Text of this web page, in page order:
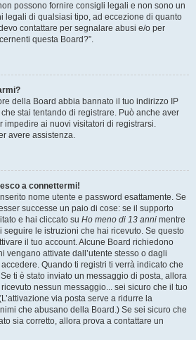
possono fornire consigli legali e non sono un
legali di qualsiasi tipo, ad eccezione di quanto
contattare per segnalare abusi e/o per
questa Board?”.
della Board abbia bannato il tuo indirizzo IP
stai tentando di registrare. Può anche aver
impedire ai nuovi visitatori di registrarsi.
avere assistenza.
a connettermi!
nome utente e password esattamente. Se
successe un paio di cose: se il supporto
e hai cliccato su Ho meno di 13 anni mentre
seguire le istruzioni che hai ricevuto. Se questo
il tuo account. Alcune Board richiedono
vengano attivate dall’utente stesso o dagli
Quando ti registri ti verrà indicato che
ti è stato inviato un messaggio di posta, allora
nessun messaggio... sei sicuro che il tuo
via posta serve a ridurre la
che abusano della Board.) Se sei sicuro che
sia corretto, allora prova a contattare un